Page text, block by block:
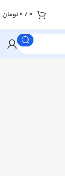
0
/
0 تومان